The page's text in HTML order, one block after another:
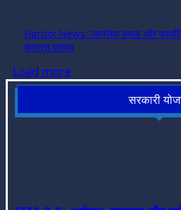
Hardoi News: जानलेवा हमला और
कारतूस बरामद
Load more
सरकारी